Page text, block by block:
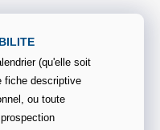
(qu'elle soit
fiche descriptive
ou toute